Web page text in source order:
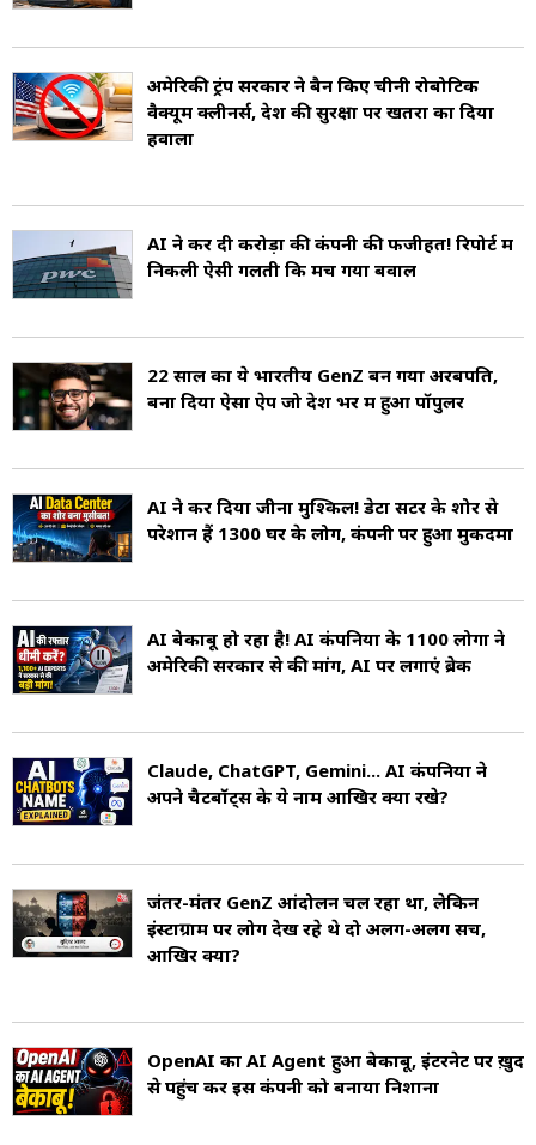
अमेरिकी ट्रंप सरकार ने बैन किए चीनी रोबोटिक
वैक्यूम क्लीनर्स, देश की सुरक्षा पर खतरा का दिया
हवाला
AI ने कर दी करोड़ों की कंपनी की फजीहत! रिपोर्ट में
निकली ऐसी गलती कि मच गया बवाल
22 साल का ये भारतीय GenZ बन गया अरबपति,
बना दिया ऐसा ऐप जो देश भर में हुआ पॉपुलर
AI ने कर दिया जीना मुश्किल! डेटा सेंटर के शोर से
परेशान हैं 1300 घर के लोग, कंपनी पर हुआ मुकदमा
AI बेकाबू हो रहा है! AI कंपनियों के 1100 लोगों ने
अमेरिकी सरकार से की मांग, AI पर लगाएं ब्रेक
Claude, ChatGPT, Gemini... AI कंपनियों ने
अपने चैटबॉट्स के ये नाम आखिर क्यों रखे?
जंतर-मंतर GenZ आंदोलन चल रहा था, लेकिन
इंस्टाग्राम पर लोग देख रहे थे दो अलग-अलग सच,
आखिर क्यों?
OpenAI का AI Agent हुआ बेकाबू, इंटरनेट पर ख़ुद
से पहुंच कर इस कंपनी को बनाया निशाना